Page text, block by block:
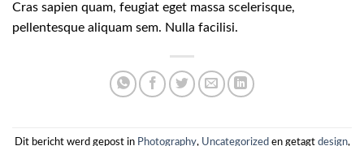
Cras sapien quam, feugiat eget massa scelerisque,
pellentesque aliquam sem. Nulla facilisi.
Dit bericht werd gepost in Photography, Uncategorized en getagt design,